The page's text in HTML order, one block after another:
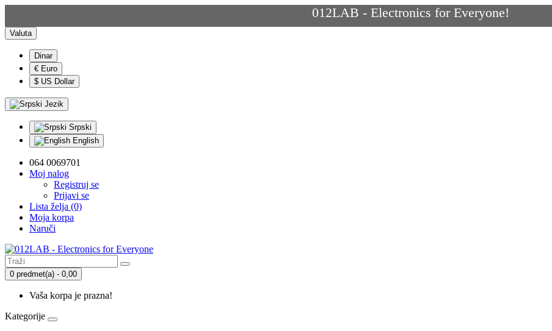
012LAB - Electronics for Everyone!
Valuta
Dinar
€ Euro
$ US Dollar
Jezik
Srpski
English
064 0069701
Moj nalog
Registruj se
Prijavi se
Lista želja (0)
Moja korpa
Naruči
0 predmet(a) - 0,00
Vaša korpa je prazna!
Kategorije